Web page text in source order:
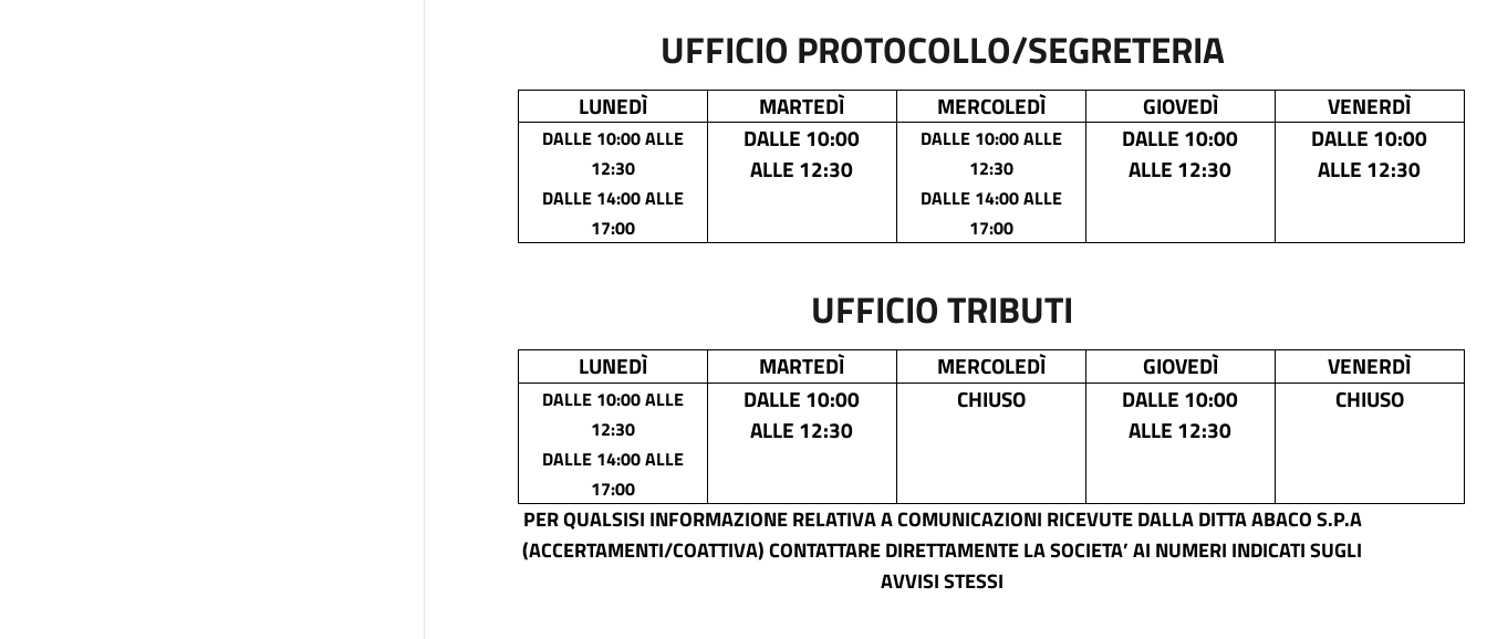
UFFICIO PROTOCOLLO/SEGRETERIA
LUNEDÌ MARTEDÌ MERCOLEDÌ GIOVEDÌ VENERDÌ
DALLE 10:00 ALLE
12:30
DALLE 14:00 ALLE
17:00
DALLE 10:00
ALLE 12:30
DALLE 10:00 ALLE
12:30
DALLE 14:00 ALLE
17:00
DALLE 10:00
ALLE 12:30
DALLE 10:00
ALLE 12:30
UFFICIO TRIBUTI
LUNEDÌ MARTEDÌ MERCOLEDÌ GIOVEDÌ VENERDÌ
DALLE 10:00 ALLE
12:30
DALLE 14:00 ALLE
17:00
DALLE 10:00
ALLE 12:30
CHIUSO
DALLE 10:00
ALLE 12:30
CHIUSO
PER QUALSISI INFORMAZIONE RELATIVA A COMUNICAZIONI RICEVUTE DALLA DITTA ABACO S.P.A
(ACCERTAMENTI/COATTIVA) CONTATTARE DIRETTAMENTE LA SOCIETA’ AI NUMERI INDICATI SUGLI
AVVISI STESSI